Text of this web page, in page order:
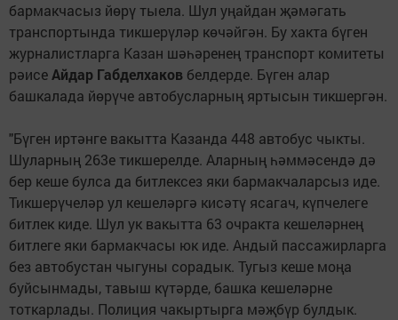
бармакчасыз йөрү тыела. Шул уңайдан җәмәгать
транспортында тикшерүләр көчәйгән. Бу хакта бүген
журналистларга Казан шәһәренең транспорт комитеты
рәисеАйдар Габделхаков белдерде. Бүген алар
башкалада йөрүче автобусларның яртысын тикшергән.
"Бүген иртәнге вакытта Казанда 448 автобус чыкты.
Шуларның 263е тикшерелде. Аларның һәммәсендә дә
бер кеше булса да битлексез яки бармакчаларсыз иде.
Тикшерүчеләр ул кешеләргә кисәтү ясагач, күпчелеге
битлек киде. Шул ук вакытта 63 очракта кешеләрнең
битлеге яки бармакчасы юк иде. Андый пассажирларга
без автобустан чыгуны сорадык. Тугыз кеше моңа
буйсынмады, тавыш күтәрде, башка кешеләрне
тоткарлады. Полиция чакыртырга мәҗбүр булдык.